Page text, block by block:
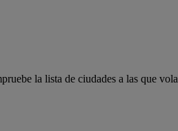
la lista de ciudades a las que